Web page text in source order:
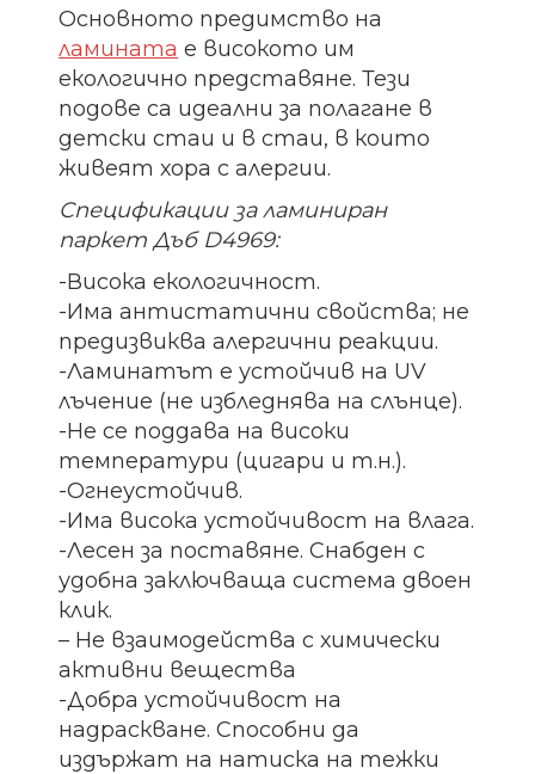
Основното предимство на
ламината е високото им
екологично представяне. Тези
подове са идеални за полагане в
детски стаи и в стаи, в които
живеят хора с алергии.
Спецификации за ламиниран
паркет Дъб D4969:
-Висока екологичност.
-Има антистатични свойства; не
предизвиква алергични реакции.
-Ламинатът е устойчив на UV
лъчение (не избледнява на слънце).
-Не се поддава на високи
температури (цигари и т.н.).
-Огнеустойчив.
-Има висока устойчивост на влага.
-Лесен за поставяне. Снабден с
удобна заключваща система двоен
клик.
– Не взаимодейства с химически
активни вещества
-Добра устойчивост на
надраскване. Способни да
издържат на натиска на тежки